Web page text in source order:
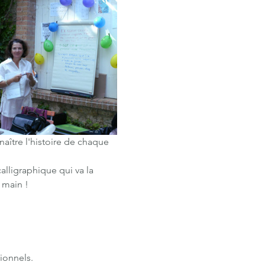
l'histoire de chaque
qui va la
!